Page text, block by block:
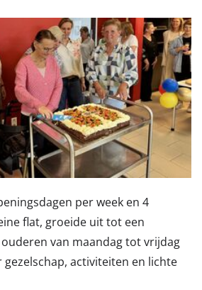
per week en 4
flat, groeide uit tot een
van maandag tot vrijdag
activiteiten en lichte